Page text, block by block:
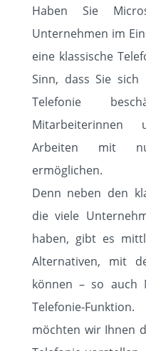
HOME
SOLUTIONS
ABOUT
STANDORTE
KUNDEN
EVENTS
KARRIERE
Haben Sie
Unternehmen im
eine klassische
Sinn, dass Sie
Telefonie
Arbeiten mit
ermöglichen.
Denn neben den
die viele
haben, gibt es
Alternativen, mit
können – so auch
Telefonie-
möchten wir Ihnen